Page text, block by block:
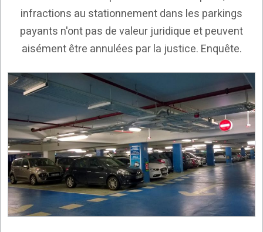
infractions au stationnement dans les parkings
payants n'ont pas de valeur juridique et peuvent
aisément être annulées par la justice. Enquête.